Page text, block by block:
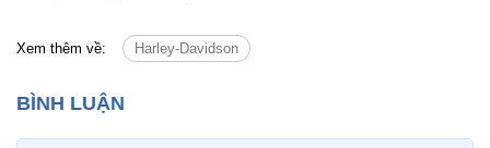
Xem thêm về: Harley-Davidson